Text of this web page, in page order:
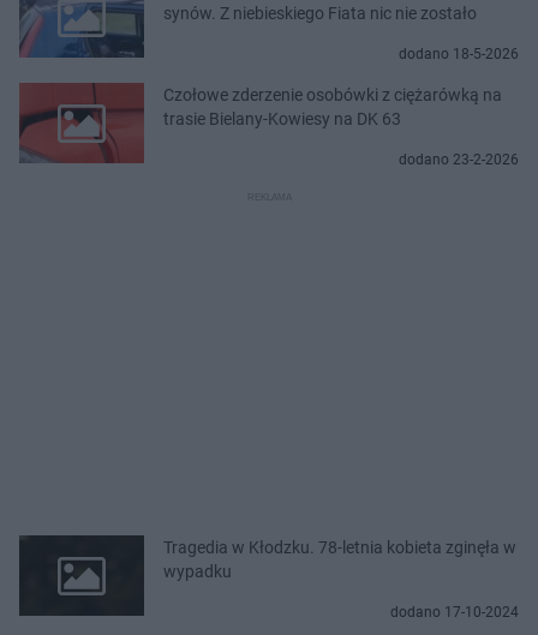
synów. Z niebieskiego Fiata nic nie zostało
dodano 18-5-2026
Czołowe zderzenie osobówki z ciężarówką na
trasie Bielany-Kowiesy na DK 63
dodano 23-2-2026
Tragedia w Kłodzku. 78-letnia kobieta zginęła w
wypadku
dodano 17-10-2024